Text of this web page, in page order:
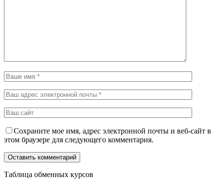
Сохраните мое имя, адрес электронной почты и веб-сайт в
этом браузере для следующего комментария.
Таблица обменных курсов